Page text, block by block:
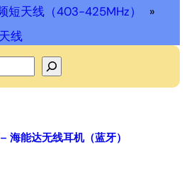
短天线（403-425MHz）
»
线
海能达无线耳机（蓝牙）